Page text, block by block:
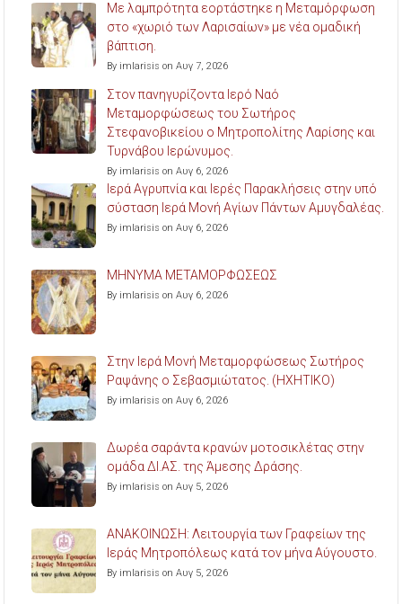
Με λαμπρότητα εορτάστηκε η Μεταμόρφωση
στο «χωριό των Λαρισαίων» με νέα ομαδική
βάπτιση.
By imlarisis on Αυγ 7, 2026
Στον πανηγυρίζοντα Ιερό Ναό
Μεταμορφώσεως του Σωτήρος
Στεφανοβικείου ο Μητροπολίτης Λαρίσης και
Τυρνάβου Ιερώνυμος.
By imlarisis on Αυγ 6, 2026
Ιερά Αγρυπνία και Ιερές Παρακλήσεις στην υπό
σύσταση Ιερά Μονή Αγίων Πάντων Αμυγδαλέας.
By imlarisis on Αυγ 6, 2026
ΜΗΝΥΜΑ ΜΕΤΑΜΟΡΦΩΣΕΩΣ
By imlarisis on Αυγ 6, 2026
Στην Ιερά Μονή Μεταμορφώσεως Σωτήρος
Ραψάνης ο Σεβασμιώτατος. (ΗΧΗΤΙΚΟ)
By imlarisis on Αυγ 6, 2026
Δωρέα σαράντα κρανών μοτοσικλέτας στην
ομάδα ΔΙ.ΑΣ. της Άμεσης Δράσης.
By imlarisis on Αυγ 5, 2026
ΑΝΑΚΟΙΝΩΣΗ: Λειτουργία των Γραφείων της
Ιεράς Μητροπόλεως κατά τον μήνα Αύγουστο.
By imlarisis on Αυγ 5, 2026